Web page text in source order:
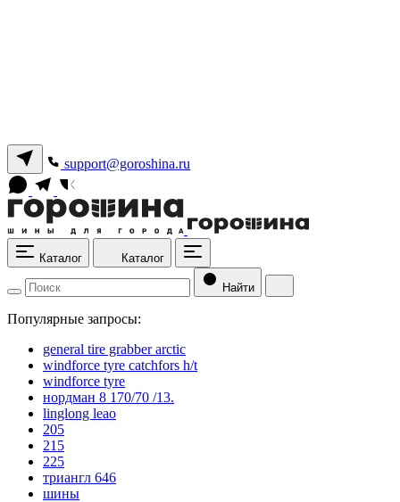
support@goroshina.ru
Каталог Каталог
Найти
Популярные запросы:
general tire grabber arctic
windforce tyre catchfors h/t
windforce tyre
нордман 8 170/70 /13.
linglong leao
205
215
225
триангл 646
шины